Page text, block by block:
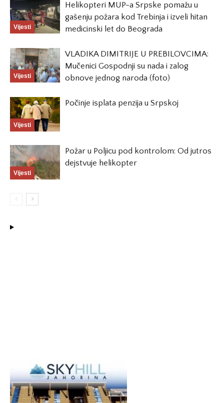
Vijesti
Helikopteri MUP-a Srpske pomažu u
gašenju požara kod Trebinja i izveli hitan
medicinski let do Beograda
Vijesti
VLADIKA DIMITRIJE U PREBILOVCIMA:
Mučenici Gospodnji su nada i zalog
obnove jednog naroda (foto)
Vijesti
Počinje isplata penzija u Srpskoj
Vijesti
Požar u Poljicu pod kontrolom: Od jutros
dejstvuje helikopter